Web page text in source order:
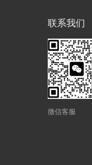
联系我们
微信客服